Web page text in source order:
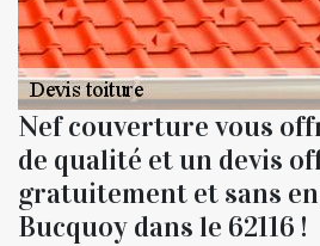
Nef couverture vous
de qualité et un devis
gratuitement et sans
Bucquoy dans le 62116 !